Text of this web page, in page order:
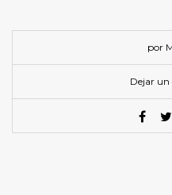
por
Dejar